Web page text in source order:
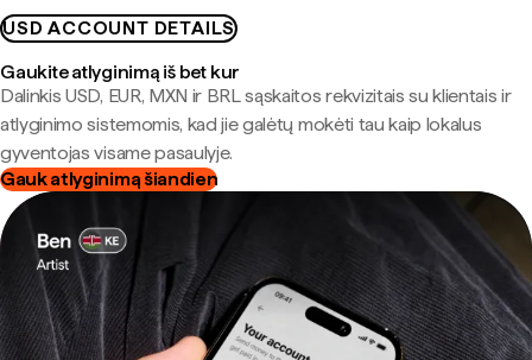
USD ACCOUNT DETAILS
Gaukite atlyginimą iš bet kur
Dalinkis USD, EUR, MXN ir BRL sąskaitos rekvizitais su klientais ir
atlyginimo sistemomis, kad jie galėtų mokėti tau kaip lokalus
gyventojas visame pasaulyje.
Gauk atlyginimą šiandien